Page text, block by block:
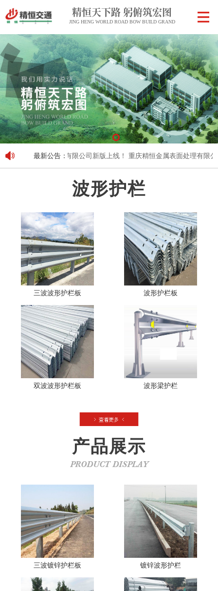
精恒天下路 躬俯筑宏图
JING HENG WORLD ROAD BOW BUILD GRAND
最新公告：
精恒金属表面处理有限公司新版上线！ 重庆精恒金属表面处理有限公
波形护栏
三波波形护栏板 波形护栏板
双波波形护栏板 波形梁护栏
产品展示
PRODUCT DISPLAY
三波镀锌护栏板 镀锌波形护栏